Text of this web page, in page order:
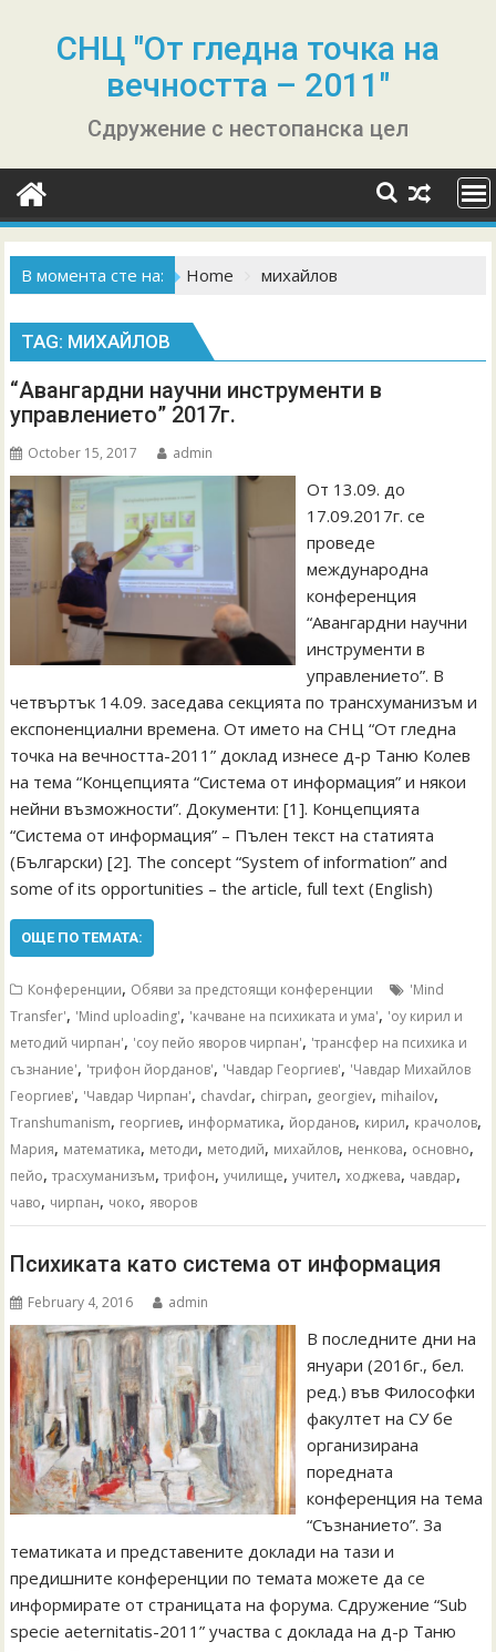
СНЦ "От гледна точка на
вечността – 2011"
Сдружение с нестопанска цел
В момента сте на: Home михайлов
TAG: МИХАЙЛОВ
“Авангардни научни инструменти в
управлението” 2017г.
October 15, 2017 admin
От 13.09. до
17.09.2017г. се
проведе
международна
конференция
“Авангардни научни
инструменти в
управлението”. В
четвъртък 14.09. заседава секцията по трансхуманизъм и
експоненциални времена. От името на СНЦ “От гледна
точка на вечността-2011” доклад изнесе д-р Таню Колев
на тема “Концепцията “Система от информация” и някои
нейни възможности”. Документи: [1]. Концепцията
“Система от информация” – Пълен текст на статията
(Български) [2]. The concept “System of information” and
some of its opportunities – the article, full text (English)
ОЩЕ ПО ТЕМАТА:
Конференции, Обяви за предстоящи конференции
'Mind
Transfer', 'Mind uploading', 'качване на психиката и ума', 'оу кирил и
методий чирпан', 'соу пейо яворов чирпан', 'трансфер на психика и
съзнание', 'трифон йорданов', 'Чавдар Георгиев', 'Чавдар Михайлов
Георгиев', 'Чавдар Чирпан', chavdar, chirpan, georgiev, mihailov,
Transhumanism, георгиев, информатика, йорданов, кирил, крачолов,
Мария, математика, методи, методий, михайлов, ненкова, основно,
пейо,трасхуманизъм,трифон,училище,учител,ходжева, чавдар,
чаво, чирпан, чоко, яворов
Психиката като система от информация
February 4, 2016 admin
В последните дни на
януари (2016г., бел.
ред.) във Философки
факултет на СУ бе
организирана
поредната
конференция на тема
“Съзнанието”. За
тематиката и представените доклади на тази и
предишните конференции по темата можете да се
информирате от страницата на форума. Сдружение “Sub
specie aeternitatis-2011” участва с доклада на д-р Таню